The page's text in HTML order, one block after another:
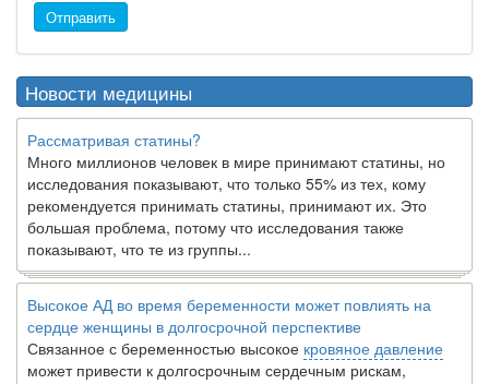
Отправить
Новости медицины
Рассматривая статины?
Много миллионов человек в мире принимают статины, но
исследования показывают, что только 55% из тех, кому
рекомендуется принимать статины, принимают их. Это
большая проблема, потому что исследования также
показывают, что те из группы...
Высокое АД во время беременности может повлиять на
сердце женщины в долгосрочной перспективе
Связанное с беременностью высокое кровяное давление
может привести к долгосрочным сердечным рискам,